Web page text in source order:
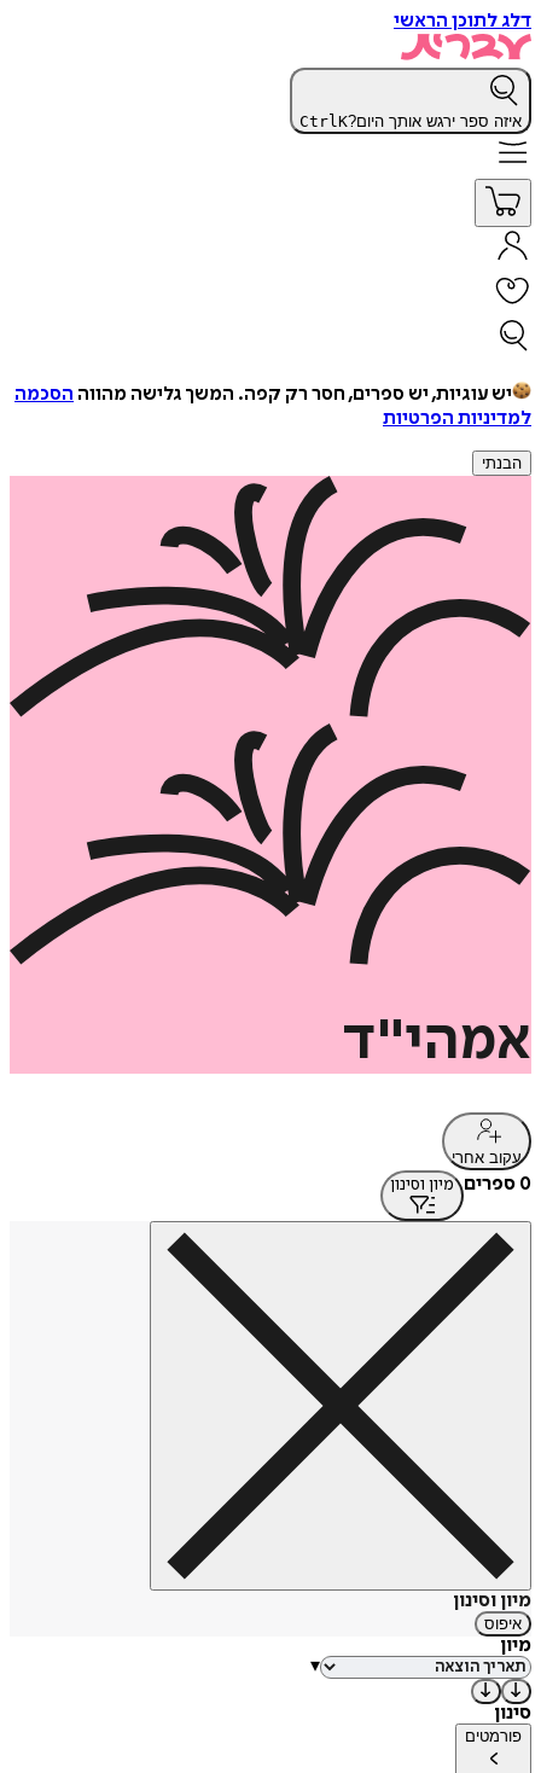
דלג לתוכן הראשי
איזה ספר ירגש אותך היום? CtrlK
יש עוגיות, יש ספרים, חסר רק קפה. המשך גלישה מהווה הסכמה
למדיניות הפרטיות
הבנתי
אמהי"ד
עקוב אחרי
0 ספרים מיון וסינון
מיון וסינון
איפוס
מיון
▾
סינון
פורמטים